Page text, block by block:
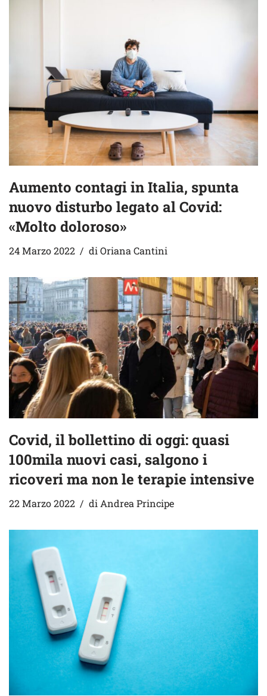
Aumento contagi in Italia, spunta
nuovo disturbo legato al Covid:
«Molto doloroso»
24 Marzo 2022 di Oriana Cantini
Covid, il bollettino di oggi: quasi
100mila nuovi casi, salgono i
ricoveri ma non le terapie intensive
22 Marzo 2022 diAndrea Principe